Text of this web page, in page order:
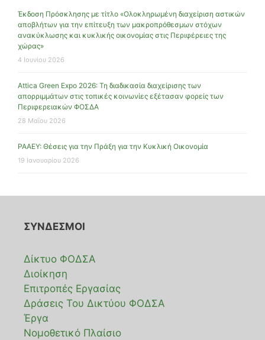
Έκδοση Πρόσκλησης με τίτλο «Ολοκληρωμένη διαχείριση αστικών
αποβλήτων για την επίτευξη των μακροπρόθεσμων στόχων
ανακύκλωσης και κυκλικής οικονομίας στις Περιφέρειες της
χώρας»
4 Ιουνίου 2026
Attica Green Expo 2026: Τη διαδικασία διαχείρισης των
απορριμμάτων στις τοπικές κοινωνίες εξέτασαν φορείς των
Περιφερειακών ΦΟΣΔΑ
28 Μαΐου 2026
ΡΑΑΕΥ: Θέσεις για την Πράξη για την Κυκλική Οικονομία
19 Ιανουαρίου 2026
ΣΥΝΔΕΣΜΟΙ
Δίκτυο ΦΟΔΣΑ
Διοίκηση
Επιτροπές Εργασίας
Δράσεις Του Δικτύου ΦΟΔΣΑ
Έργα
Νομοθετικό Πλαίσιο